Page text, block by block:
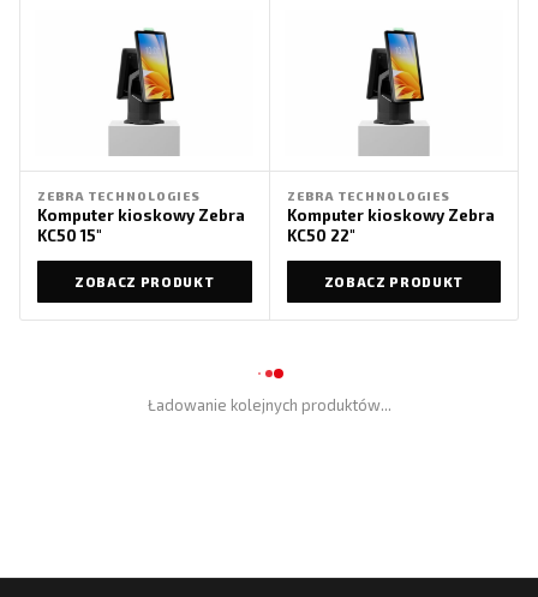
ZEBRA TECHNOLOGIES
Komputer kioskowy Zebra
KC50 15″
ZOBACZ PRODUKT
ZEBRA TECHNOLOGIES
Komputer kioskowy Zebra
KC50 22″
ZOBACZ PRODUKT